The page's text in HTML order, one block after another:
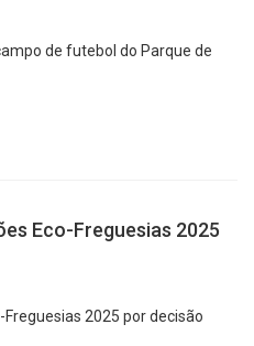
de futebol do Parque de
Eco-Freguesias 2025
2025 por decisão